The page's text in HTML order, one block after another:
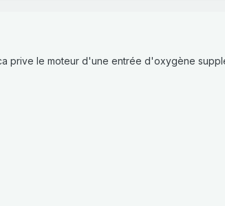
prive le moteur d'une entrée d'oxygène